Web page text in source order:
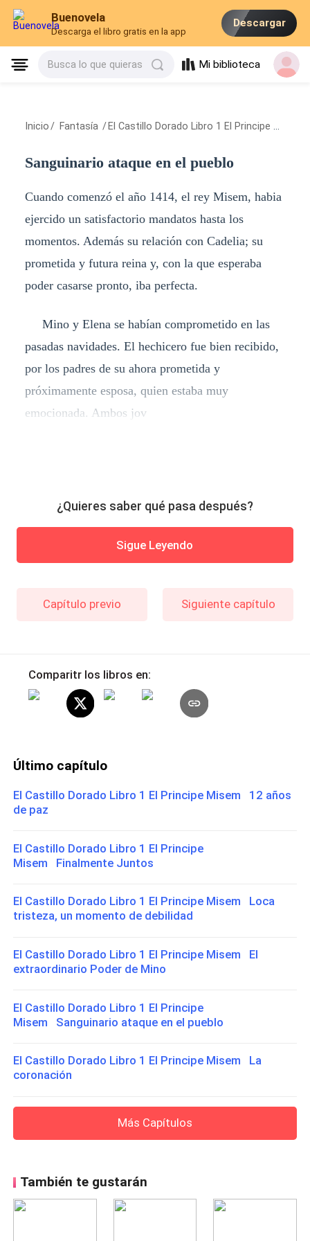
Buenovela
Descarga el libro gratis en la app
Descargar
Busca lo que quieras Mi biblioteca
Inicio / Fantasía / El Castillo Dorado Libro 1 El Principe Misem
Sanguinario ataque en el pueblo
Cuando comenzó el año 1414, el rey Misem, habia
ejercido un satisfactorio mandatos hasta los
momentos. Además su relación con Cadelia; su
prometida y futura reina y, con la que esperaba
poder casarse pronto, iba perfecta.
Mino y Elena se habían comprometido en las
pasadas navidades. El hechicero fue bien recibido,
por los padres de su ahora prometida y
próximamente esposa, quien estaba muy
emocionada. Ambos jov
¿Quieres saber qué pasa después?
Sigue Leyendo
Capítulo previo Siguiente capítulo
Comparitr los libros en:
Último capítulo
El Castillo Dorado Libro 1 El Principe Misem 12 años
de paz
El Castillo Dorado Libro 1 El Principe
Misem Finalmente Juntos
El Castillo Dorado Libro 1 El Principe Misem Loca
tristeza, un momento de debilidad
El Castillo Dorado Libro 1 El Principe Misem El
extraordinario Poder de Mino
El Castillo Dorado Libro 1 El Principe
Misem Sanguinario ataque en el pueblo
El Castillo Dorado Libro 1 El Principe Misem La
coronación
Más Capítulos
También te gustarán